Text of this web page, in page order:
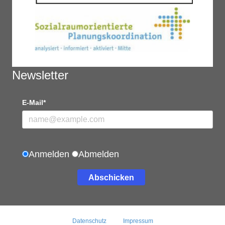
Newsletter
E-Mail*
Anmelden Abmelden
Abschicken
Datenschutz Impressum